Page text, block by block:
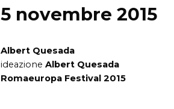
5 novembre 2015
Albert Quesada
ideazione Albert Quesada
Romaeuropa Festival 2015